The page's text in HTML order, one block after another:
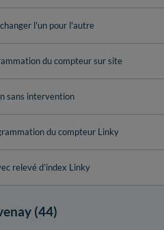
l'un pour l'autre
du compteur sur site
sans intervention
du compteur Linky
relevé d’index Linky
(44)